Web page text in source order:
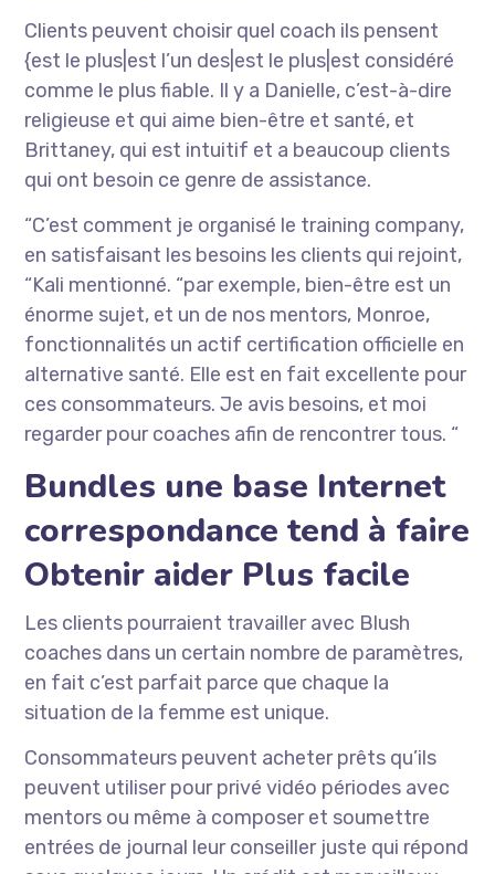
Clients peuvent choisir quel coach ils pensent
{est le plus|est l’un des|est le plus|est considéré
comme le plus fiable. Il y a Danielle, c’est-à-dire
religieuse et qui aime bien-être et santé, et
Brittaney, qui est intuitif et a beaucoup clients
qui ont besoin ce genre de assistance.
“C’est comment je organisé le training company,
en satisfaisant les besoins les clients qui rejoint,
“Kali mentionné. “par exemple, bien-être est un
énorme sujet, et un de nos mentors, Monroe,
fonctionnalités un actif certification officielle en
alternative santé. Elle est en fait excellente pour
ces consommateurs. Je avis besoins, et moi
regarder pour coaches afin de rencontrer tous. “
Bundles une base Internet
correspondance tend à faire
Obtenir aider Plus facile
Les clients pourraient travailler avec Blush
coaches dans un certain nombre de paramètres,
en fait c’est parfait parce que chaque la
situation de la femme est unique.
Consommateurs peuvent acheter prêts qu’ils
peuvent utiliser pour privé vidéo périodes avec
mentors ou même à composer et soumettre
entrées de journal leur conseiller juste qui répond